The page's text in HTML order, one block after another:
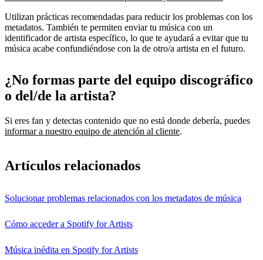
Utilizan prácticas recomendadas para reducir los problemas con los
metadatos. También te permiten enviar tu música con un
identificador de artista específico, lo que te ayudará a evitar que tu
música acabe confundiéndose con la de otro/a artista en el futuro.
¿No formas parte del equipo discográfico
o del/de la artista?
Si eres fan y detectas contenido que no está donde debería, puedes
informar a nuestro equipo de atención al cliente.
Artículos relacionados
Solucionar problemas relacionados con los metadatos de música
Cómo acceder a Spotify for Artists
Música inédita en Spotify for Artists